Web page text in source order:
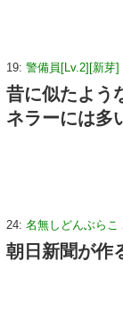
19: 警備員[Lv.2][新芽]
昔に似たよう
ネラーには多
24: 名無しどんぶらこ
朝日新聞が作